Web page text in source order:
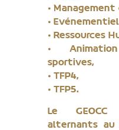
⦁
⦁
⦁ Ressources
⦁
sportives,
⦁ TFP4,
⦁ TFP5.
Le GEOCC
alternants au